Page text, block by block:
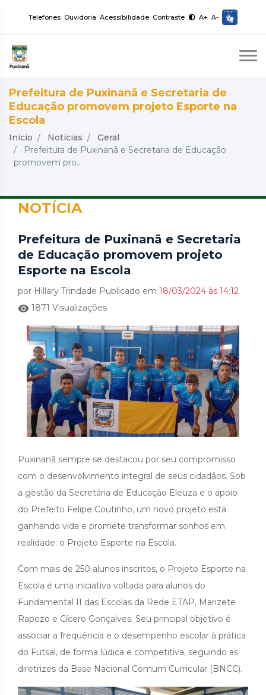
Telefones Ouvidoria Acessibilidade Contraste A+ A-
Prefeitura de Puxinanã e Secretaria de
Educação promovem projeto Esporte na
Escola
Início Notícias
Geral
Prefeitura de Puxinanã e Secretaria de Educação
promovem pro...
NOTÍCIA
Prefeitura de Puxinanã e Secretaria
de Educação promovem projeto
Esporte na Escola
por Hillary Trindade Publicado em 18/03/2024 às 14:12
1871 Visualizações
Puxinanã sempre se destacou por seu compromisso
com o desenvolvimento integral de seus cidadãos. Sob
a gestão da Secretária de Educação Eleuza e o apoio
do Prefeito Felipe Coutinho, um novo projeto está
ganhando vida e promete transformar sonhos em
realidade: o Projeto Esporte na Escola.
Com mais de 250 alunos inscritos, o Projeto Esporte na
Escola é uma iniciativa voltada para alunos do
Fundamental II das Escolas da Rede ETAP, Marizete
Rapozo e Cícero Gonçalves. Seu principal objetivo é
associar a frequência e o desempenho escolar à prática
do Futsal, de forma lúdica e competitiva, seguindo as
diretrizes da Base Nacional Comum Curricular (BNCC).